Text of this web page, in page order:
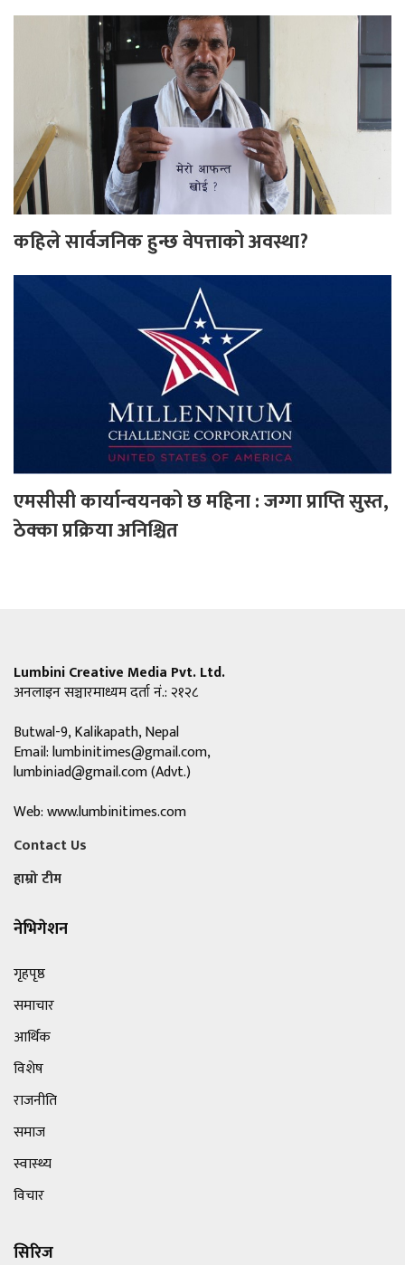
कहिले सार्वजनिक हुन्छ वेपत्ताको अवस्था?
एमसीसी कार्यान्वयनको छ महिना : जग्गा प्राप्ति सुस्त,
ठेक्का प्रक्रिया अनिश्चित
Lumbini Creative Media Pvt. Ltd.
अनलाइन सञ्चारमाध्यम दर्ता नं.: २१२८
Butwal-9, Kalikapath, Nepal
Email:lumbinitimes@gmail.com,
lumbiniad@gmail.com(Advt.)
Web: www.lumbinitimes.com
Contact Us
हाम्रो टीम
नेभिगेशन
गृहपृष्ठ
समाचार
आर्थिक
विशेष
राजनीति
समाज
स्वास्थ्य
विचार
सिरिज